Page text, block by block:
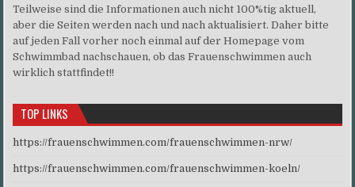
Teilweise sind die Informationen auch nicht 100%tig aktuell,
aber die Seiten werden nach und nach aktualisiert. Daher bitte
auf jeden Fall vorher noch einmal auf der Homepage vom
Schwimmbad nachschauen, ob das Frauenschwimmen auch
wirklich stattfindet!!
TOP LINKS
https://frauenschwimmen.com/frauenschwimmen-nrw/
https://frauenschwimmen.com/frauenschwimmen-koeln/